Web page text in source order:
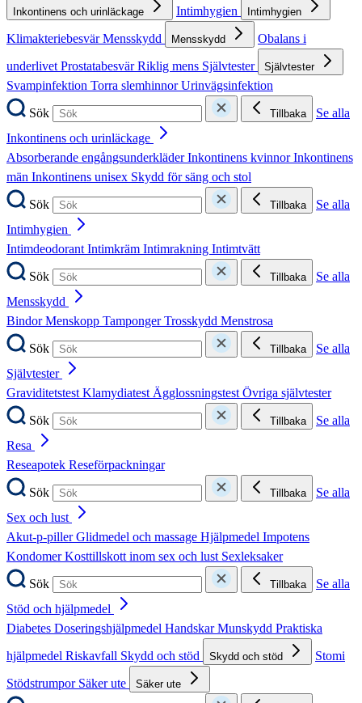
Inkontinens och urinläckage Intimhygien Intimhygien
KlimakteriebesvärMensskydd Mensskydd
Obalans i
underlivetProstatabesvärRiklig mens Självtester Självtester
Svampinfektion Torra slemhinnorUrinvägsinfektion
Sök
Tillbaka
Se alla
Inkontinens och urinläckage
Absorberande engångsunderkläderInkontinens kvinnorInkontinens
män Inkontinens unisex Skydd för säng och stol
Sök
Tillbaka
Se alla
Intimhygien
IntimdeodorantIntimkräm Intimrakning Intimtvätt
Sök
Tillbaka
Se alla
Mensskydd
BindorMenskopp TampongerTrosskydd Menstrosa
Sök
Tillbaka
Se alla
Självtester
GraviditetstestKlamydiatestÄgglossningstestÖvriga självtester
Sök
Tillbaka
Se alla
Resa
Reseapotek Reseförpackningar
Sök
Tillbaka
Se alla
Sex och lust
Akut-p-pillerGlidmedel och massage Hjälpmedel Impotens
KondomerKosttillskott inom sex och lust Sexleksaker
Sök
Tillbaka
Se alla
Stöd och hjälpmedel
Diabetes Doseringshjälpmedel HandskarMunskydd Praktiska
hjälpmedel Riskavfall Skydd och stöd Skydd och stöd
Stomi
Stödstrumpor Säker ute Säker ute